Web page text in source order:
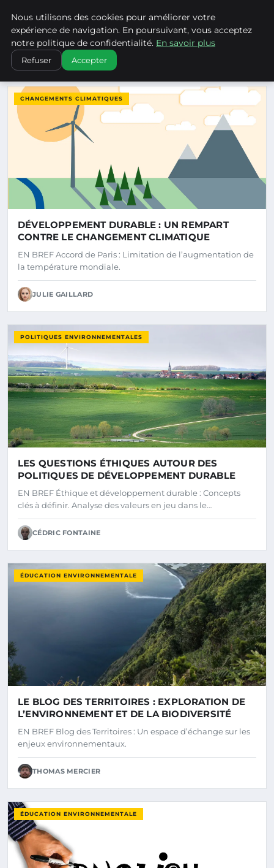
Climatechangenebraska -
CLIMATECHANGENEBRASKA
DERNIERS ARTICLES
CHANGEMENTS CLIMATIQUES
DÉVELOPPEMENT DURABLE : UN REMPART
CONTRE LE CHANGEMENT CLIMATIQUE
EN BREF Accord de Paris : Limitation de l’augmentation de
la température mondiale.
JULIE GAILLARD
POLITIQUES ENVIRONNEMENTALES
LES QUESTIONS ÉTHIQUES AUTOUR DES
POLITIQUES DE DÉVELOPPEMENT DURABLE
EN BREF Éthique et développement durable : Concepts
clés à définir. Analyse des valeurs en jeu dans le…
CÉDRIC FONTAINE
ÉDUCATION ENVIRONNEMENTALE
LE BLOG DES TERRITOIRES : EXPLORATION DE
L’ENVIRONNEMENT ET DE LA BIODIVERSITÉ
EN BREF Blog des Territoires : Un espace d’échange sur les
enjeux environnementaux.
THOMAS MERCIER
ÉDUCATION ENVIRONNEMENTALE
Nous utilisons des cookies pour améliorer votre
expérience de navigation. En poursuivant, vous acceptez
notre politique de confidentialité. En savoir plus
Refuser Accepter